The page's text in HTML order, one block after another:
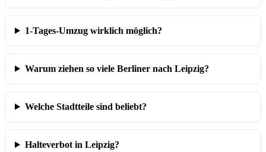
1-Tages-Umzug wirklich möglich?
Warum ziehen so viele Berliner nach Leipzig?
Welche Stadtteile sind beliebt?
Halteverbot in Leipzig?